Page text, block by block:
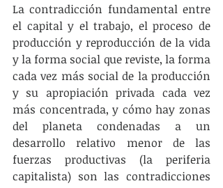
La contradicción fundamental entre
el capital y el trabajo, el proceso de
producción y reproducción de la vida
y la forma social que reviste, la forma
cada vez más social de la producción
y su apropiación privada cada vez
más concentrada, y cómo hay zonas
del planeta condenadas a un
desarrollo relativo menor de las
fuerzas productivas (la periferia
capitalista) son las contradicciones